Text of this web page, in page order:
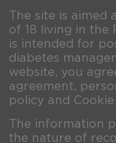
The site is aimed
of 18 living in the
is intended for
diabetes
website, you
agreement,
policy and
The information
the nature of